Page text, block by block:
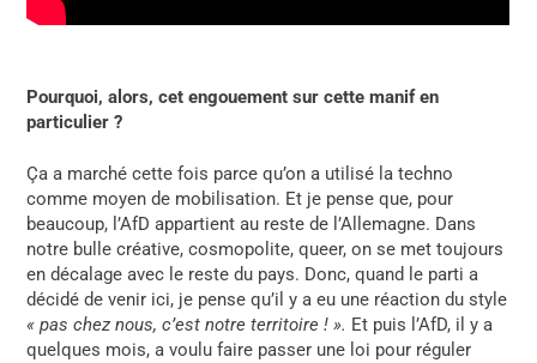
Pourquoi, alors, cet engouement sur cette manif en
particulier ?
Ça a marché cette fois parce qu’on a utilisé la techno
comme moyen de mobilisation. Et je pense que, pour
beaucoup, l’AfD appartient au reste de l’Allemagne. Dans
notre bulle créative, cosmopolite, queer, on se met toujours
en décalage avec le reste du pays. Donc, quand le parti a
décidé de venir ici, je pense qu’il y a eu une réaction du style
« pas chez nous, c’est notre territoire ! ». Et puis l’AfD, il y a
quelques mois, a voulu faire passer une loi pour réguler